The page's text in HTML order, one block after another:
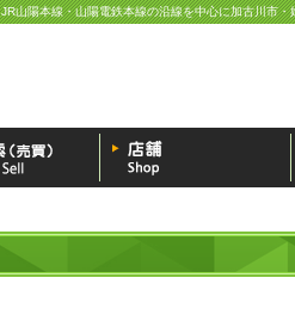
JR山陽本線・山陽電鉄本線の沿線を中心に加古川市